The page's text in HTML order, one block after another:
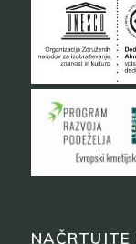
NAČRTUJTE